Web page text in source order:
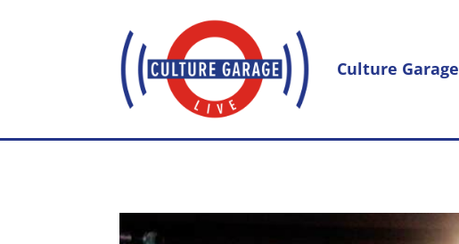
Culture Garage